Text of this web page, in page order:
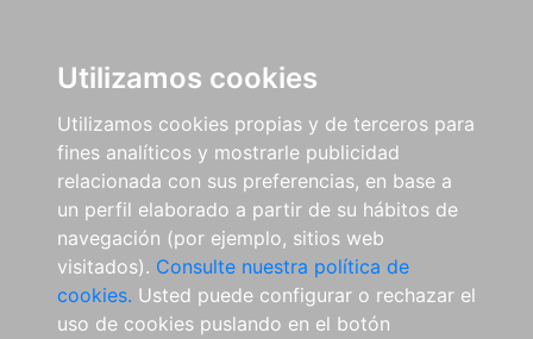
Utilizamos cookies
Utilizamos cookies propias y de terceros para
fines analíticos y mostrarle publicidad
relacionada con sus preferencias, en base a
un perfil elaborado a partir de su hábitos de
navegación (por ejemplo, sitios web
visitados). Consulte nuestra política de
cookies. Usted puede configurar o rechazar el
uso de cookies puslando en el botón